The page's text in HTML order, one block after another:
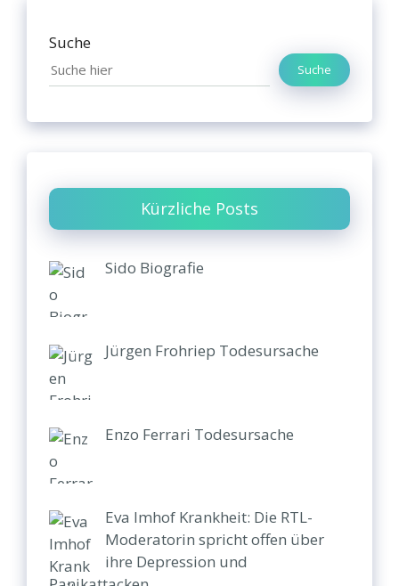
Suche
Suche
Kürzliche Posts
Sido Biografie
Jürgen Frohriep Todesursache
Enzo Ferrari Todesursache
Eva Imhof Krankheit: Die RTL-
Moderatorin spricht offen über
ihre Depression und